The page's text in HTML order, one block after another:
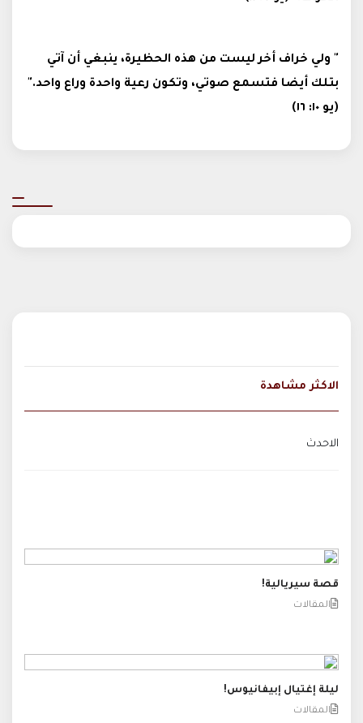
" ولي خراف أخر ليست من هذه الحظيرة، ينبغي أن آتي
بتلك أيضا فتسمع صوتي، وتكون رعية واحدة وراع واحد."
(يو ١٠: ١٦)
الاكثر مشاهدة
الاحدث
قصة سيريالية!
المقالات
ليلة إغتيال إبيفانيوس!
المقالات